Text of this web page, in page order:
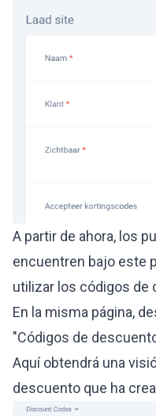
A partir de ahora, los
encuentren bajo este
utilizar los códigos de
En la misma página,
"Códigos de
Aquí obtendrá una
descuento que ha